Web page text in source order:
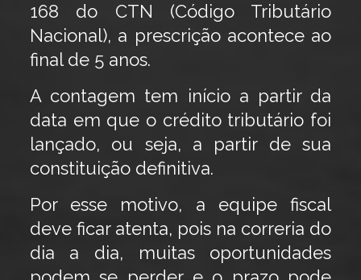
168 do CTN (Código Tributário
Nacional), a prescrição acontece ao
final de 5 anos.
A contagem tem início a partir da
data em que o crédito tributário foi
lançado, ou seja, a partir de sua
constituição definitiva.
Por esse motivo, a equipe fiscal
deve ficar atenta, pois na correria do
dia a dia, muitas oportunidades